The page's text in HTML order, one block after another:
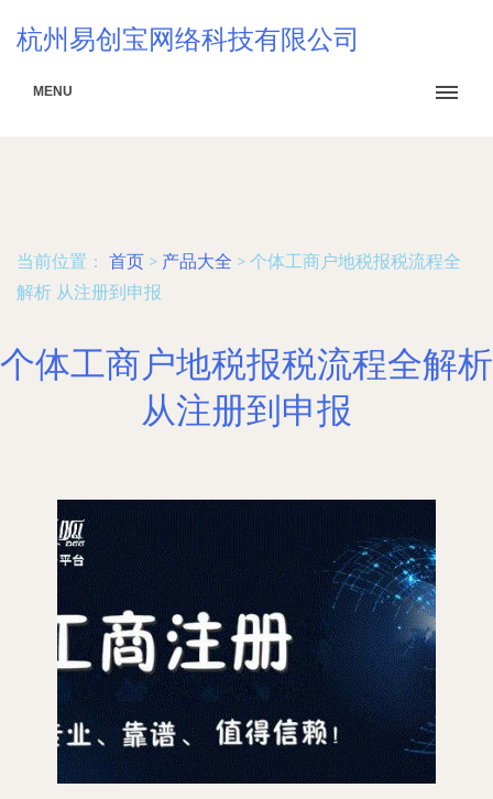
杭州易创宝网络科技有限公司
MENU
当前位置： 首页 > 产品大全 > 个体工商户地税报税流程全
解析 从注册到申报
个体工商户地税报税流程全解析
从注册到申报